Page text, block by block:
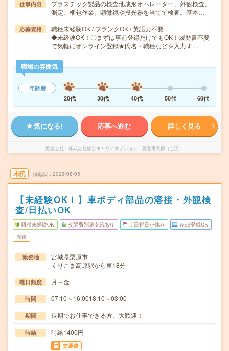
仕事内容
プラスチック製品の検査他成形オペレーター、外観検査、
測定、梱包作業。顕微鏡や投光器を当てて検査。基本…
応募資格
職種未経験OK / ブランクOK / 英語力不要
◆未経験OK！〇まずは事前登録だけでもOK！履歴書不要
で気軽にオンライン登録★氏名・職種などを入力す…
職場の雰囲気
年齢層
20代
30代 40代 50代 60代
気になる! 応募へ進む 詳しく見る
派遣会社 株式会社綜合キャリアオプション 製造事業部（全国）
未読 掲載日 2026/08/05
【未経験OK！】車ボディ部品の溶接・外観検
査/日払いOK
職種未経験OK 交通費別途支給あり 土日祝日が休み WEB登録OK
派遣
勤務地
宮城県栗原市
くりこま高原駅から車18分
曜日頻度 月～金
時間 07:10～16:0018:10～03:00
期間 長期でお仕事できる方、大歓迎！
時給 時給1400円
交通費